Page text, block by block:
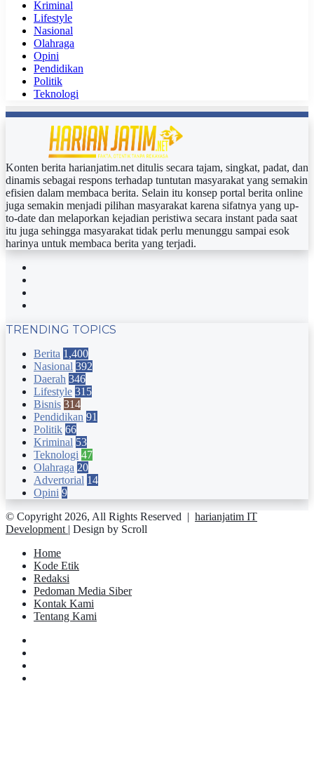
Kriminal
Lifestyle
Nasional
Olahraga
Opini
Pendidikan
Politik
Teknologi
Konten berita harianjatim.net ditulis secara tajam, singkat, padat, dan
dinamis sebagai respons terhadap tuntutan masyarakat yang semakin
efisien dalam membaca berita. Selain itu konsep portal berita online
juga semakin menjadi pilihan masyarakat karena sifatnya yang up-
to-date dan melaporkan kejadian peristiwa secara instant pada saat
itu juga sehingga masyarakat tidak perlu menunggu sampai esok
harinya untuk membaca berita yang terjadi.
TRENDING TOPICS
Berita 1,400
Nasional 392
Daerah 346
Lifestyle 315
Bisnis 314
Pendidikan 91
Politik 66
Kriminal 53
Teknologi 47
Olahraga 20
Advertorial 14
Opini 9
© Copyright 2026, All Rights Reserved | harianjatim IT
Development | Design by Scroll
Home
Kode Etik
Redaksi
Pedoman Media Siber
Kontak Kami
Tentang Kami